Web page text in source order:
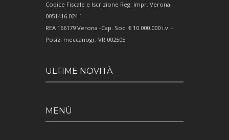
Codice Fiscale e Iscrizione Reg. Impr. Verona
0051416 024 1
REA 166179 Verona -Cap. Soc. € 10.000.000 i.v. -
Posiz. meccanogr. VR 002505
ULTIME NOVITÀ
MENÙ